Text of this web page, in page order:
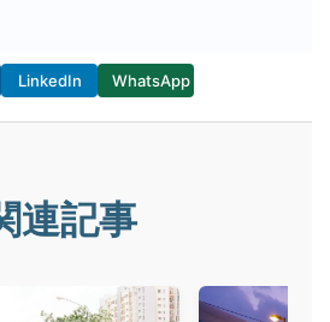
노선인 하노이–하이퐁은 약
LinkedIn WhatsApp
連記事